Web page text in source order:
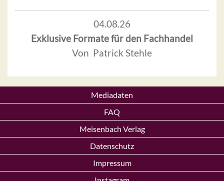
04.08.26
Exklusive Formate für den Fachhandel
Von Patrick Stehle
Mediadaten
FAQ
Meisenbach Verlag
Datenschutz
Impressum